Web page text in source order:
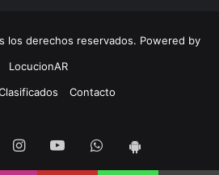
los derechos reservados. Powered by
LocucionAR
Contacto
InstagramYoutubeWhatsapp